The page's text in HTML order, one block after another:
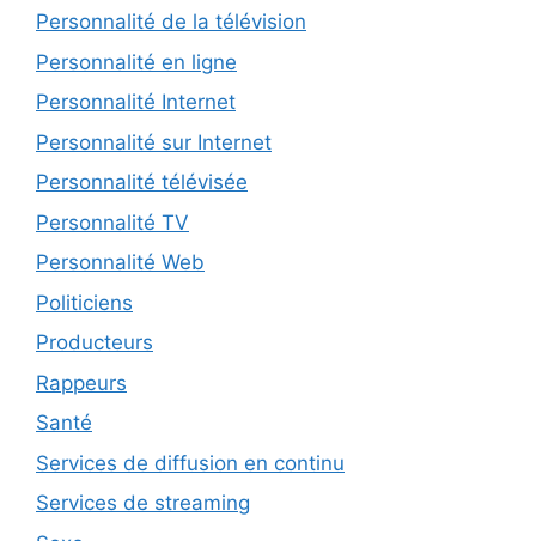
Personnalité de la télévision
Personnalité en ligne
Personnalité Internet
Personnalité sur Internet
Personnalité télévisée
Personnalité TV
Personnalité Web
Politiciens
Producteurs
Rappeurs
Santé
Services de diffusion en continu
Services de streaming